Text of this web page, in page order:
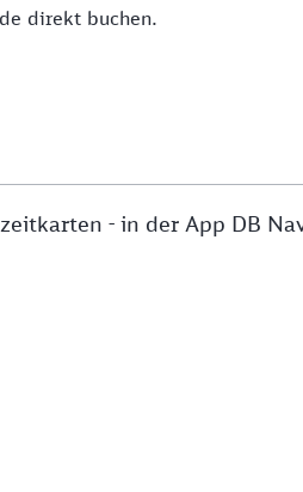
direkt buchen.
- in der App DB